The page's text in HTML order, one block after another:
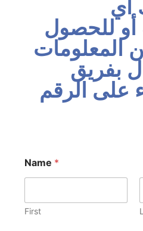
أي
أو للحصول
المعلومات
بفريق
على الرقم
Name *
First